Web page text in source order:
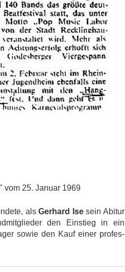
vom 25. Januar 1969
alsGerhard Isesein Abitur
den Einstieg in ein
sowie den Kauf einer profes-